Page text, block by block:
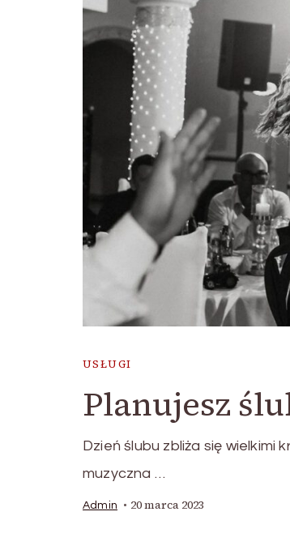
USŁUGI
Planujesz
Dzień ślubu zbliża się wielkimi
muzyczna …
Admin 20 marca 2023